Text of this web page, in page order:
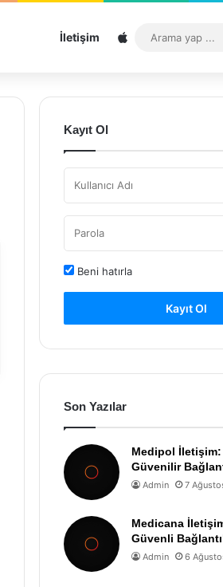
İletişim Sitemap
Kayıt Ol
Beni hatırla
Kayıt Ol
Son Yazılar
Medipol İletişim:
Güvenilir
Admin 7
Medicana
Güvenli
Admin 6